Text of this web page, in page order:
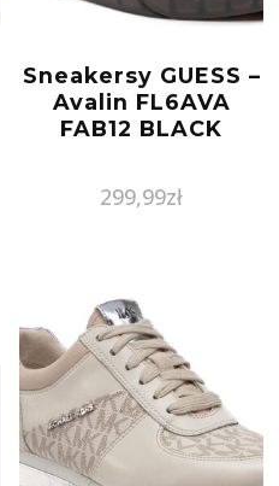
Sneakersy GUESS –
Avalin FL6AVA
FAB12 BLACK
299,99zł